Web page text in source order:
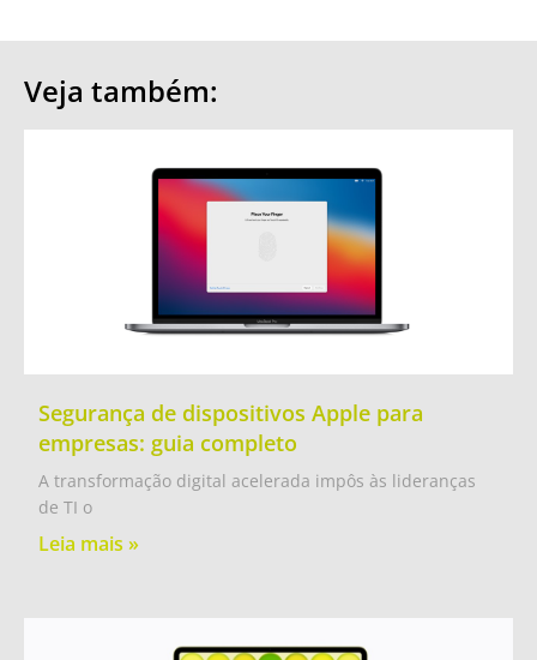
Veja também:
Segurança de dispositivos Apple para
empresas: guia completo
A transformação digital acelerada impôs às lideranças
de TI o
Leia mais »